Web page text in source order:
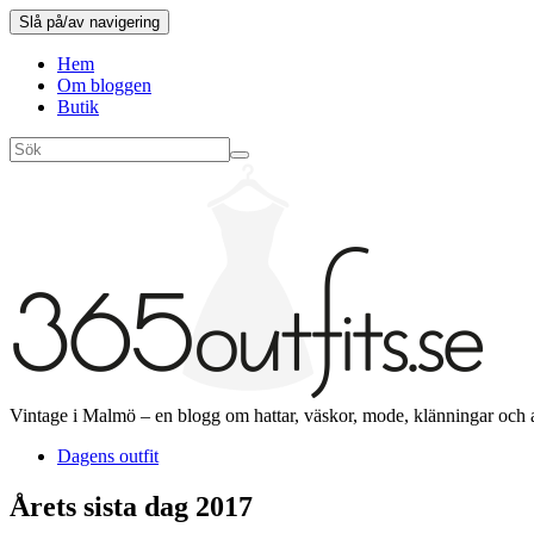
Slå på/av navigering
Hem
Om bloggen
Butik
Vintage i Malmö – en blogg om hattar, väskor, mode, klänningar och
Dagens outfit
Årets sista dag 2017